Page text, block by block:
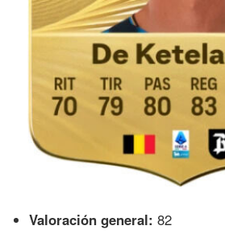
Valoración general: 82